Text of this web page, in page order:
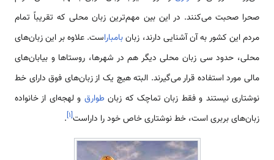
صحرا صحبت می‌کنند. در این بین مهم‌ترین زبان محلی که تقریباً تمام
مردم این کشور به آن آشنایی دارند، زبانبامباراست. علاوه ‌بر این زبان‌های
محلی، حدود سی زبان محلی دیگر هم در شهرها، روستاها و بیابان‌های
مالی مورد استفاده قرار می‌گیرند. البته هیچ یک از زبان‌های فوق دارای خط
نوشتاری نیستند و فقط زبان تماچک که زبانطوارق و لهجه‌ای از خانواده
زبان‌های بربری است، خط نوشتاری خاص خود را داراست[۱]
.